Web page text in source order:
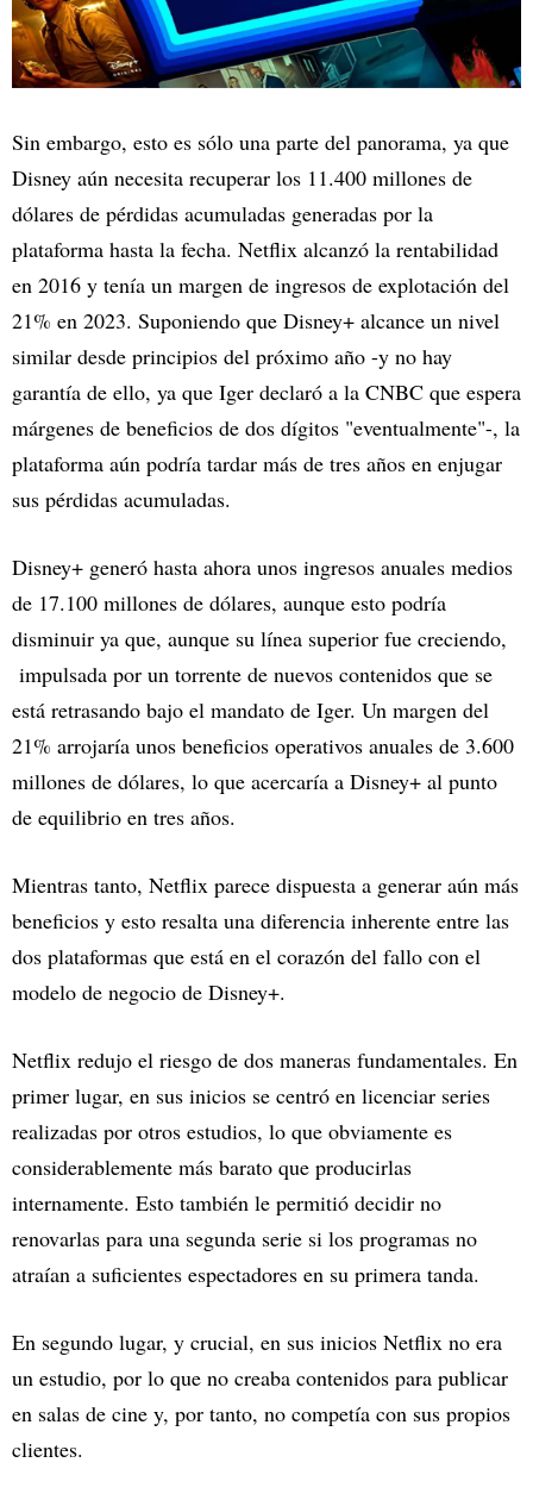
Sin embargo, esto es sólo una parte del panorama, ya que
Disney aún necesita recuperar los 11.400 millones de
dólares de pérdidas acumuladas generadas por la
plataforma hasta la fecha. Netflix alcanzó la rentabilidad
en 2016 y tenía un margen de ingresos de explotación del
21% en 2023. Suponiendo que Disney+ alcance un nivel
similar desde principios del próximo año -y no hay
garantía de ello, ya que Iger declaró a la CNBC que espera
márgenes de beneficios de dos dígitos "eventualmente"-, la
plataforma aún podría tardar más de tres años en enjugar
sus pérdidas acumuladas.
Disney+ generó hasta ahora unos ingresos anuales medios
de 17.100 millones de dólares, aunque esto podría
disminuir ya que, aunque su línea superior fue creciendo,
impulsada por un torrente de nuevos contenidos que se
está retrasando bajo el mandato de Iger. Un margen del
21% arrojaría unos beneficios operativos anuales de 3.600
millones de dólares, lo que acercaría a Disney+ al punto
de equilibrio en tres años.
Mientras tanto, Netflix parece dispuesta a generar aún más
beneficios y esto resalta una diferencia inherente entre las
dos plataformas que está en el corazón del fallo con el
modelo de negocio de Disney+.
Netflix redujo el riesgo de dos maneras fundamentales. En
primer lugar, en sus inicios se centró en licenciar series
realizadas por otros estudios, lo que obviamente es
considerablemente más barato que producirlas
internamente. Esto también le permitió decidir no
renovarlas para una segunda serie si los programas no
atraían a suficientes espectadores en su primera tanda.
En segundo lugar, y crucial, en sus inicios Netflix no era
un estudio, por lo que no creaba contenidos para publicar
en salas de cine y, por tanto, no competía con sus propios
clientes.